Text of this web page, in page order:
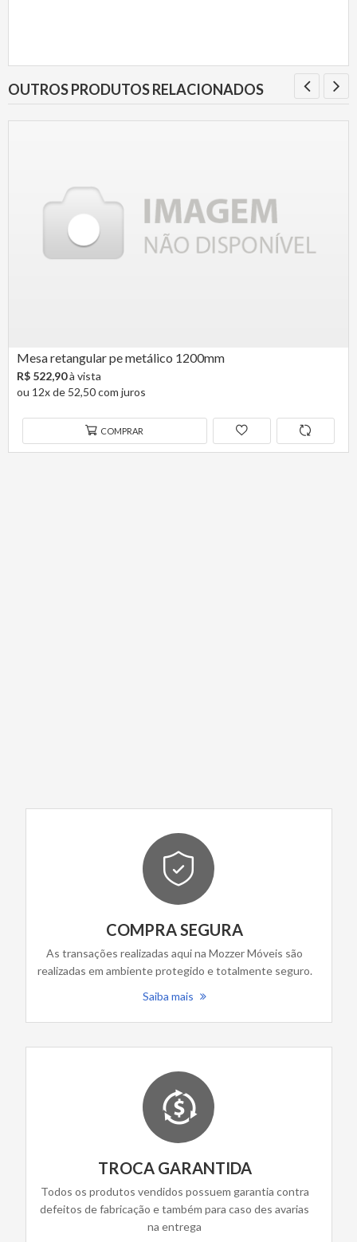
OUTROS PRODUTOS RELACIONADOS
Mesa retangular pe metálico 1200mm
R$ 522,90à vista
ou 12x de 52,50 com juros
COMPRAR
COMPRA SEGURA
As transações realizadas aqui na Mozzer Móveis são
realizadas em ambiente protegido e totalmente seguro.
Saiba mais
TROCA GARANTIDA
Todos os produtos vendidos possuem garantia contra
defeitos de fabricação e também para caso des avarias
na entrega